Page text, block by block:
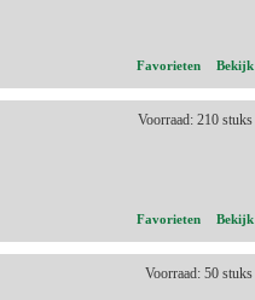
Favorieten Bekijk
Voorraad: 210 stuks
Favorieten Bekijk
Voorraad: 50 stuks